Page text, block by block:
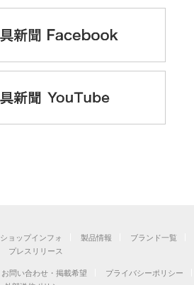
ショップインフォ 製品情報
ブランド一覧
プレスリリース
お問い合わせ・掲載希望
プライバシーポリシー